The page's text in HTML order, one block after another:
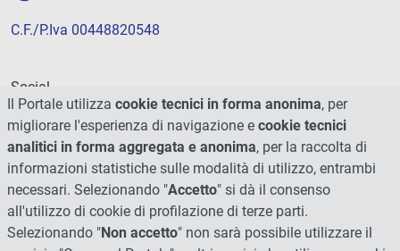
C.F./P.Iva 00448820548
Social
Il Portale utilizza cookie tecnici in forma anonima, per
migliorare l'esperienza di navigazione e cookie tecnici
analitici in forma aggregata e anonima, per la raccolta di
informazioni statistiche sulle modalità di utilizzo, entrambi
necessari. Selezionando "Accetto" si dà il consenso
all'utilizzo di cookie di profilazione di terze parti.
Selezionando "Non accetto" non sarà possibile utilizzare il